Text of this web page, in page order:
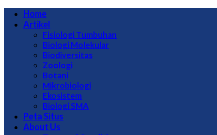
Home
Artikel
Fisiologi Tumbuhan
Biologi Molekular
Biodiversitas
Zoologi
Botani
Mikrobiologi
Ekosistem
Biologi SMA
Peta Situs
About Us